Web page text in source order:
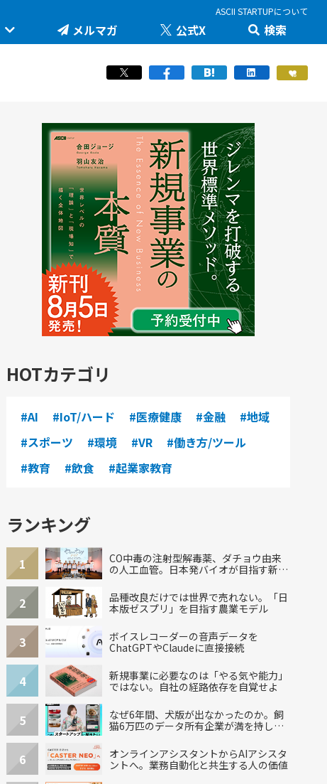
ASCII STARTUPについて
未来を変える科学技術を追え！大学発の地味推しテ
ICTスタートアップリーグ
堺市・中百舌鳥の社会課題解決型イノベーション
マスク・ド・アナライズのスタートアップ！人事！
JAPAN INNOVATION DAY 2024
働き方/ツール
起業家教育
メルマガ 公式X 検索
HOTカテゴリ
#AI #IoT/ハード #医療健康 #金融
#地域
#スポーツ
#環境 #VR
#働き方/ツール
#教育
#飲食 #起業家教育
ランキング
1
CO中毒の注射型解毒薬、ダチョウ由来
の人工血管。日本発バイオが目指す新し
2
品種改良だけでは世界で売れない。「日
本版ゼスプリ」を目指す農業モデル
3
ボイスレコーダーの音声データを
ChatGPTやClaudeに直接接続
4
新規事業に必要なのは「やる気や能力」
ではない。自社の経路依存を自覚せよ
5
なぜ6年間、犬版が出なかったのか。飼
猫6万匹のデータ所有企業が満を持して
6
オンラインアシスタントからAIアシスタ
ントへ。業務自動化と共生する人の価値